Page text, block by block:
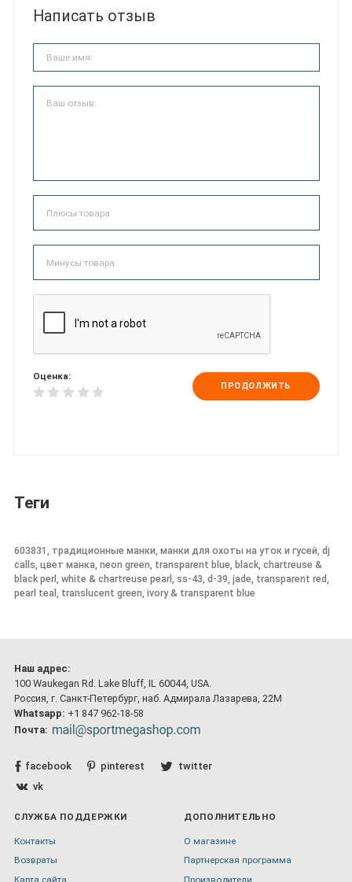
Написать отзыв
Оценка:
ПРОДОЛЖИТЬ
Теги
603831, традиционные манки, манки для охоты на уток и гусей, dj
calls, цвет манка, neon green, transparent blue, black, chartreuse &
black perl, white & chartreuse pearl, ss-43, d-39, jade, transparent red,
pearl teal, translucent green, ivory & transparent blue
Наш адрес:
100 Waukegan Rd. Lake Bluff, IL 60044, USA.
Россия, г. Санкт-Петербург, наб. Адмирала Лазарева, 22М
Whatsapp: +1 847 962-18-58
Почта:
facebook pinterest
twitter
vk
СЛУЖБА ПОДДЕРЖКИ
Контакты
Возвраты
Карта сайта
ДОПОЛНИТЕЛЬНО
О магазине
Партнерская программа
Производители